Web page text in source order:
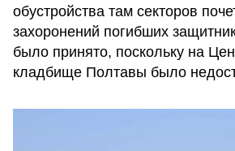
обустройства там секторов
захоронений погибших
было принято, поскольку на
кладбище Полтавы было